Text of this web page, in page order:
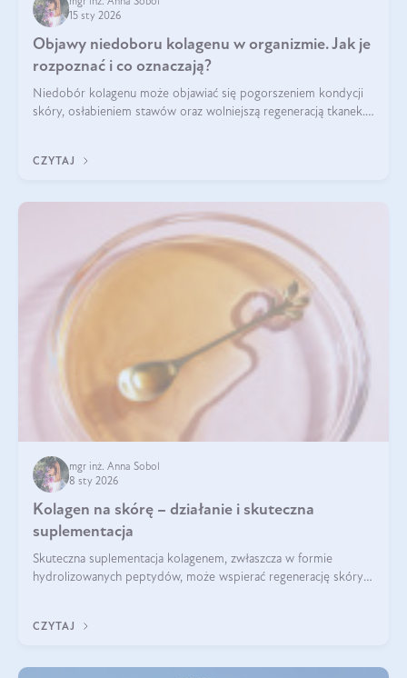
15 sty 2026
Objawy niedoboru kolagenu w organizmie. Jak je
rozpoznać i co oznaczają?
Niedobór kolagenu może objawiać się pogorszeniem kondycji
skóry, osłabieniem stawów oraz wolniejszą regeneracją tkanek.
osłabienie włosów.
CZYTAJ
mgr inż. Anna Sobol
8 sty 2026
Kolagen na skórę – działanie i skuteczna
suplementacja
Skuteczna suplementacja kolagenem, zwłaszcza w formie
hydrolizowanych peptydów, może wspierać regenerację skóry i
CZYTAJ